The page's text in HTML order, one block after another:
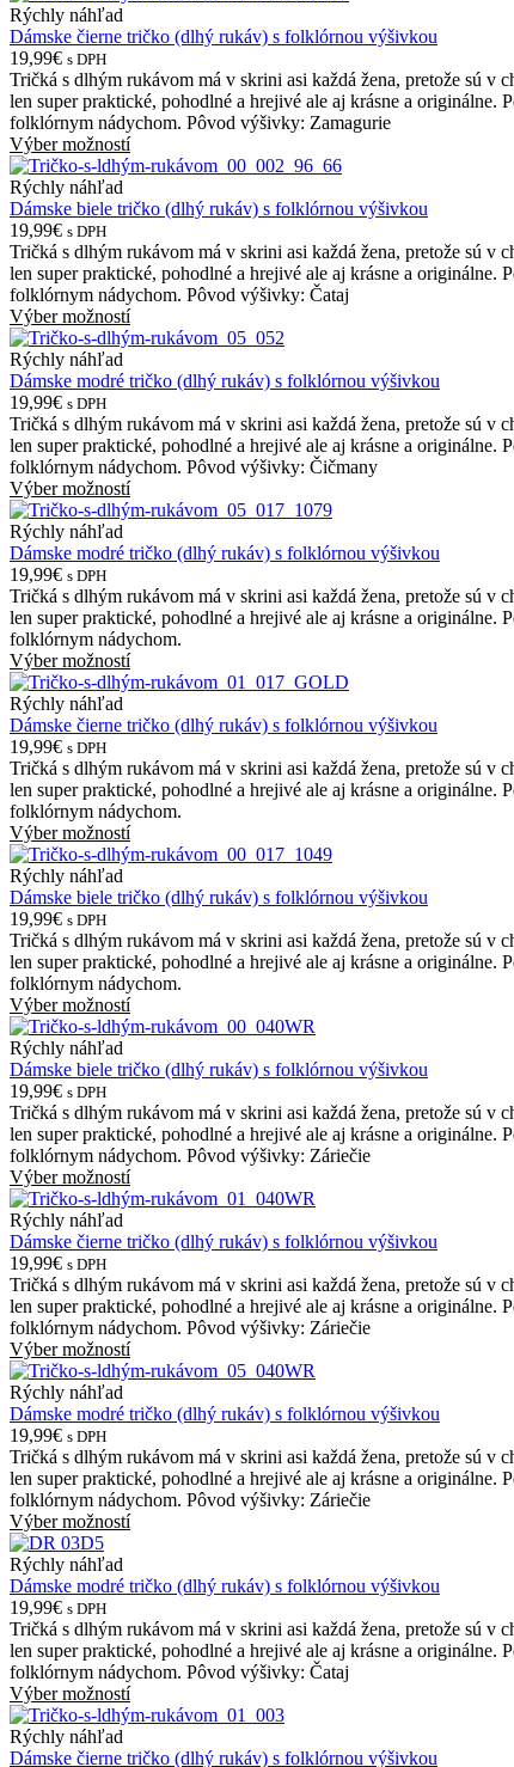
Rýchly náhľad
Dámske čierne tričko (dlhý rukáv) s folklórnou výšivkou
19,99€ s DPH
Tričká s dlhým rukávom má v skrini asi každá žena, pretože sú
len super praktické, pohodlné a hrejivé ale aj krásne a
folklórnym nádychom. Pôvod výšivky: Zamagurie
Výber možností
Rýchly náhľad
Dámske biele tričko (dlhý rukáv) s folklórnou výšivkou
19,99€ s DPH
Tričká s dlhým rukávom má v skrini asi každá žena, pretože sú
len super praktické, pohodlné a hrejivé ale aj krásne a
folklórnym nádychom. Pôvod výšivky: Čataj
Výber možností
Rýchly náhľad
Dámske modré tričko (dlhý rukáv) s folklórnou výšivkou
19,99€ s DPH
Tričká s dlhým rukávom má v skrini asi každá žena, pretože sú
len super praktické, pohodlné a hrejivé ale aj krásne a
folklórnym nádychom. Pôvod výšivky: Čičmany
Výber možností
Rýchly náhľad
Dámske modré tričko (dlhý rukáv) s folklórnou výšivkou
19,99€ s DPH
Tričká s dlhým rukávom má v skrini asi každá žena, pretože sú
len super praktické, pohodlné a hrejivé ale aj krásne a
folklórnym nádychom.
Výber možností
Rýchly náhľad
Dámske čierne tričko (dlhý rukáv) s folklórnou výšivkou
19,99€ s DPH
Tričká s dlhým rukávom má v skrini asi každá žena, pretože sú
len super praktické, pohodlné a hrejivé ale aj krásne a
folklórnym nádychom.
Výber možností
Rýchly náhľad
Dámske biele tričko (dlhý rukáv) s folklórnou výšivkou
19,99€ s DPH
Tričká s dlhým rukávom má v skrini asi každá žena, pretože sú
len super praktické, pohodlné a hrejivé ale aj krásne a
folklórnym nádychom.
Výber možností
Rýchly náhľad
Dámske biele tričko (dlhý rukáv) s folklórnou výšivkou
19,99€ s DPH
Tričká s dlhým rukávom má v skrini asi každá žena, pretože sú
len super praktické, pohodlné a hrejivé ale aj krásne a
folklórnym nádychom. Pôvod výšivky: Záriečie
Výber možností
Rýchly náhľad
Dámske čierne tričko (dlhý rukáv) s folklórnou výšivkou
19,99€ s DPH
Tričká s dlhým rukávom má v skrini asi každá žena, pretože sú
len super praktické, pohodlné a hrejivé ale aj krásne a
folklórnym nádychom. Pôvod výšivky: Záriečie
Výber možností
Rýchly náhľad
Dámske modré tričko (dlhý rukáv) s folklórnou výšivkou
19,99€ s DPH
Tričká s dlhým rukávom má v skrini asi každá žena, pretože sú
len super praktické, pohodlné a hrejivé ale aj krásne a
folklórnym nádychom. Pôvod výšivky: Záriečie
Výber možností
Rýchly náhľad
Dámske modré tričko (dlhý rukáv) s folklórnou výšivkou
19,99€ s DPH
Tričká s dlhým rukávom má v skrini asi každá žena, pretože sú
len super praktické, pohodlné a hrejivé ale aj krásne a
folklórnym nádychom. Pôvod výšivky: Čataj
Výber možností
Rýchly náhľad
Dámske čierne tričko (dlhý rukáv) s folklórnou výšivkou